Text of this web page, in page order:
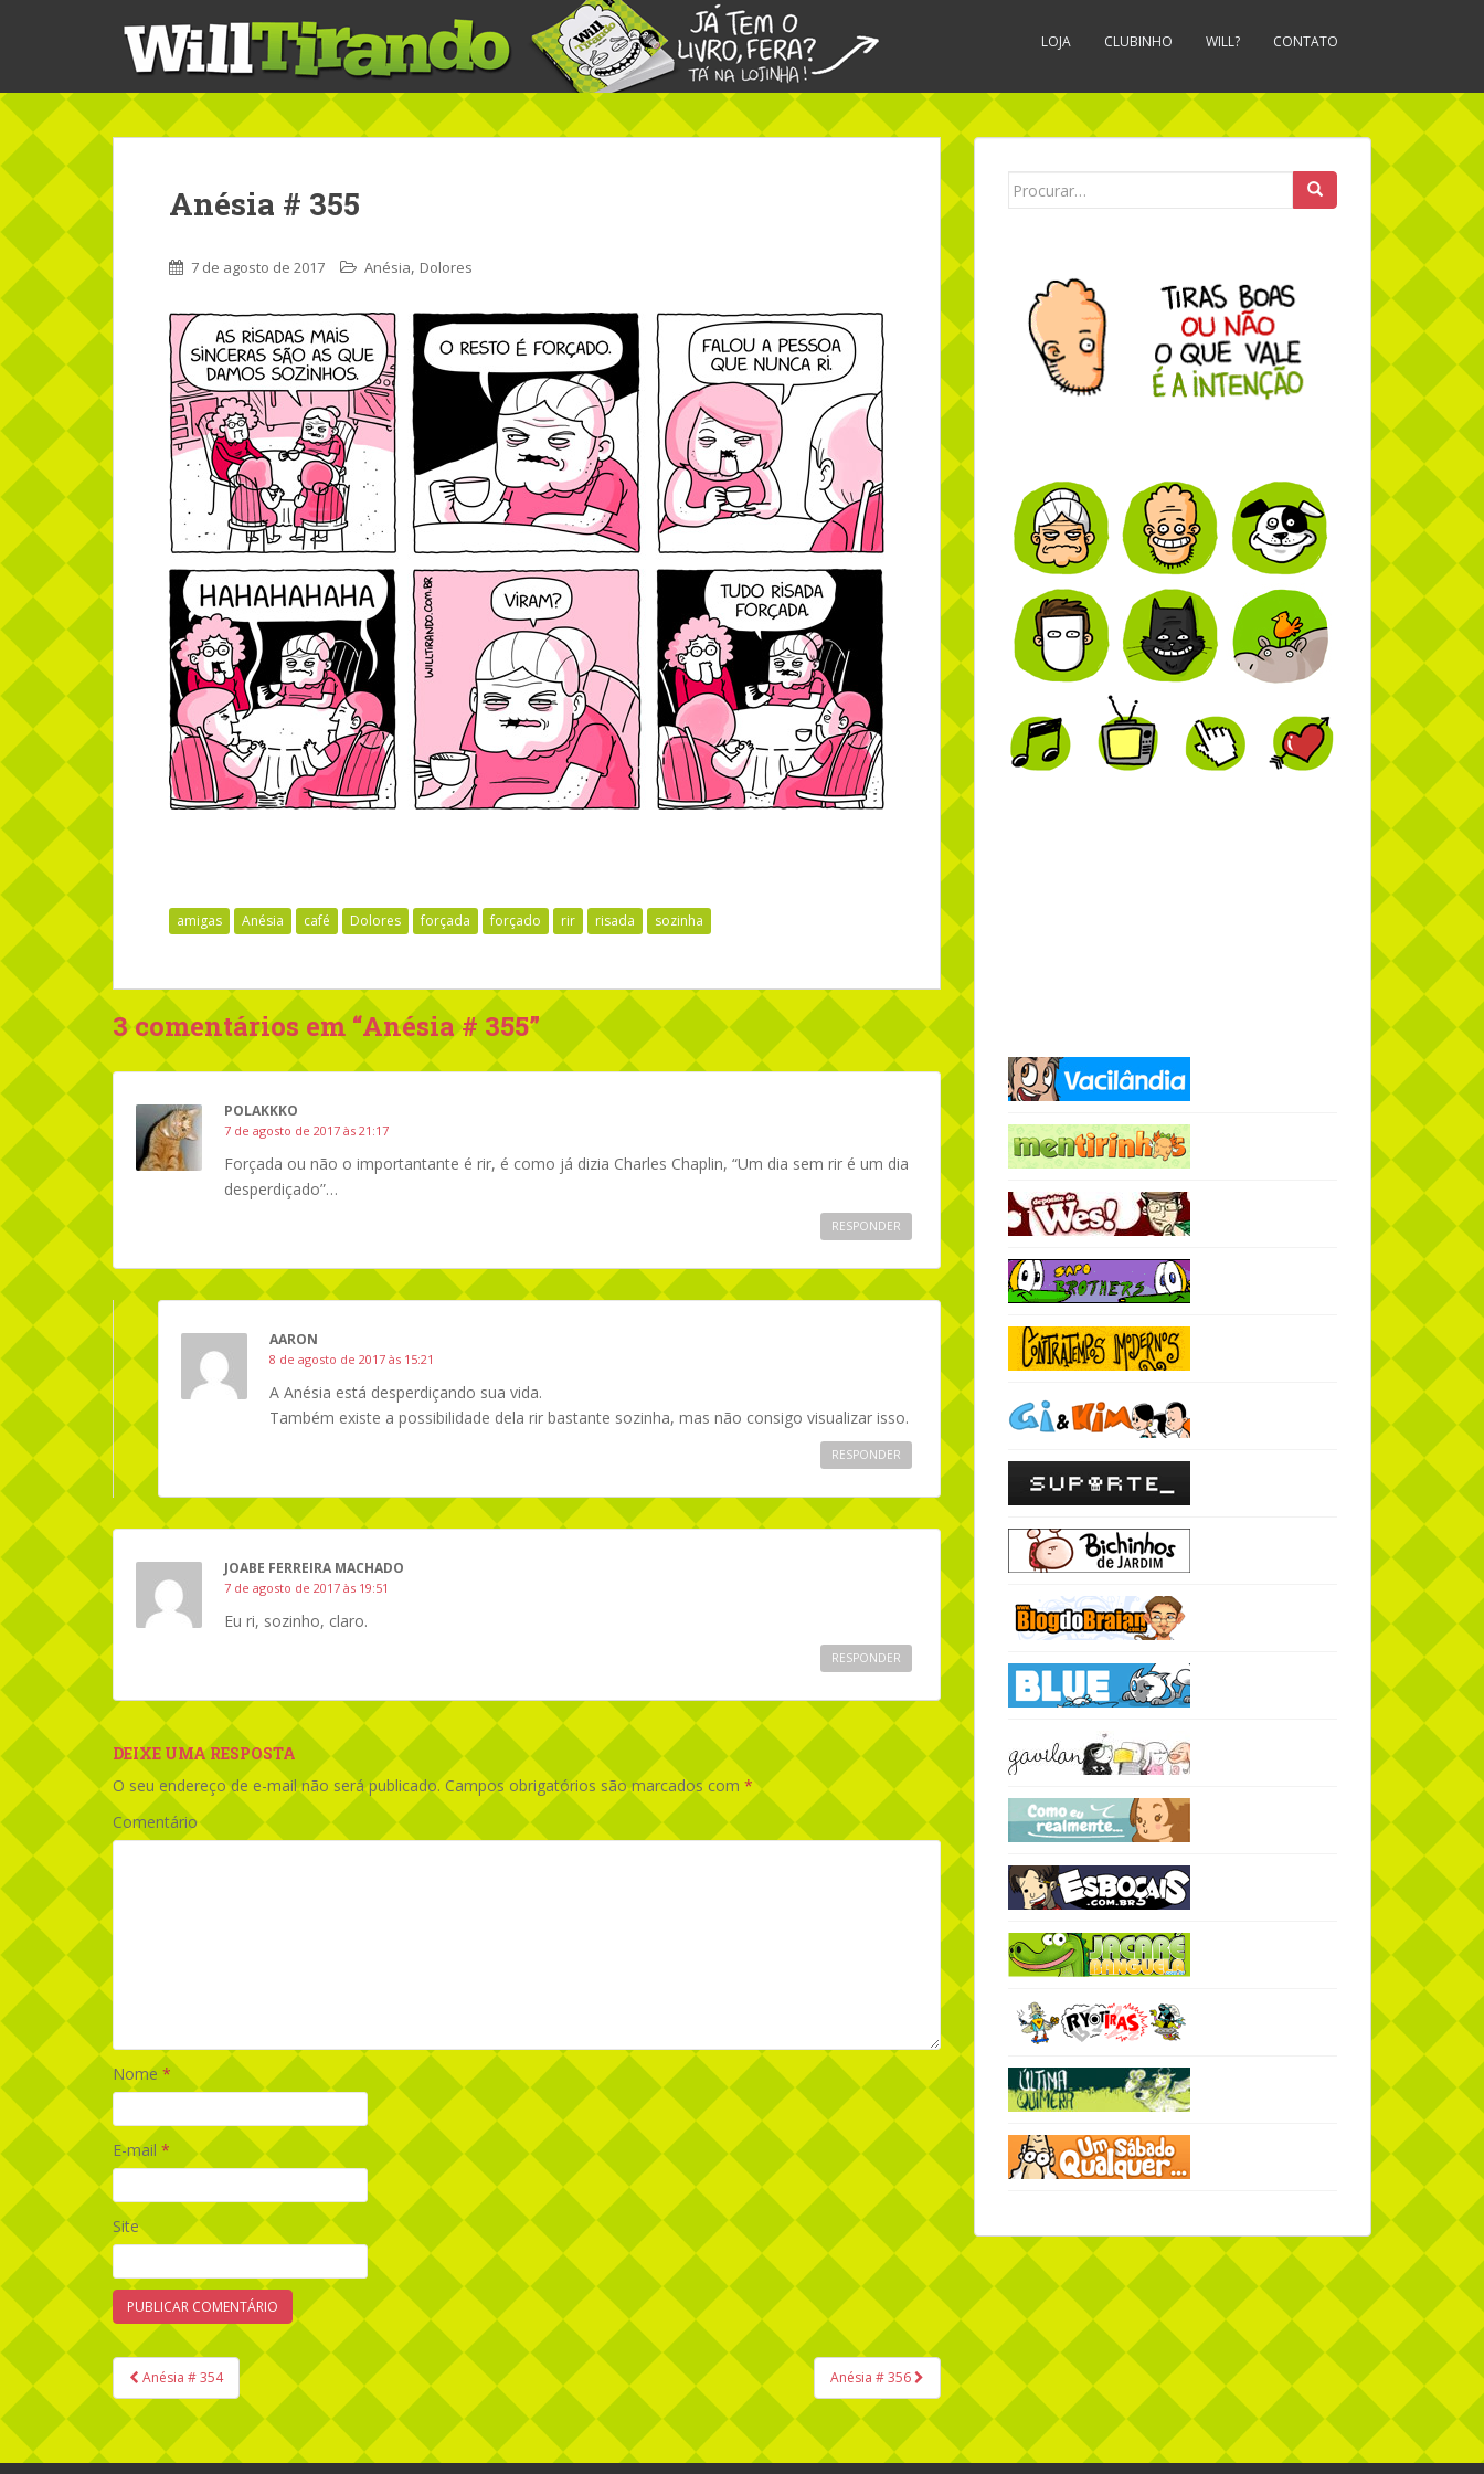
p
m
n
o
e
LOJA CLUBINHO WILL? CONTATO
Anésia # 355
7 de agosto de 2017 Anésia, Dolores
amigas Anésia café Dolores forçada forçado rir risada sozinha
3 comentários em “Anésia # 355”
POLAKKKO
7 de agosto de 2017 às 21:17
Forçada ou não o importantante é rir, é como já dizia Charles Chaplin, “Um dia sem rir é um dia
desperdiçado”…
RESPONDER
AARON
8 de agosto de 2017 às 15:21
A Anésia está desperdiçando sua vida.
Também existe a possibilidade dela rir bastante sozinha, mas não consigo visualizar isso.
RESPONDER
JOABE FERREIRA MACHADO
7 de agosto de 2017 às 19:51
Eu ri, sozinho, claro.
RESPONDER
DEIXE UMA RESPOSTA
O seu endereço de e-mail não será publicado.Campos obrigatórios são marcados com *
Comentário
Nome *
E-mail *
Site
Navegação de Post
Anésia # 354 Anésia # 356
Search for: